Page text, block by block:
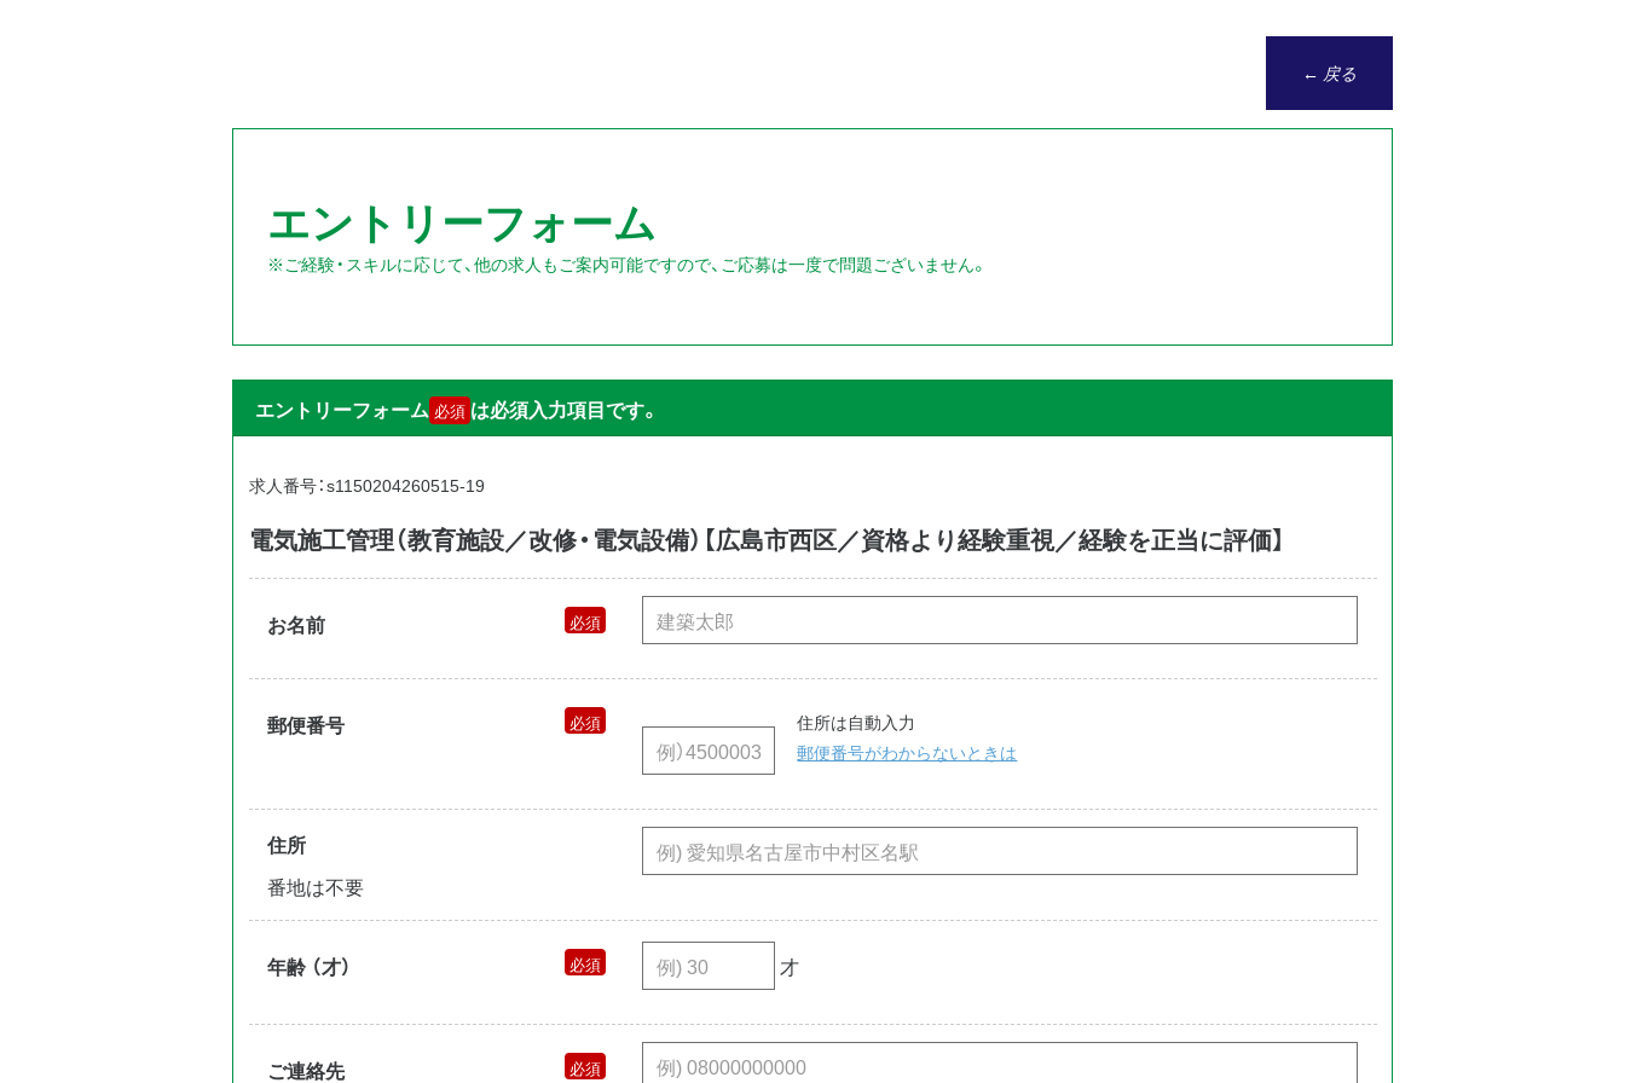
← 戻る
エントリーフォーム
※ご経験・スキルに応じて、他の求人もご案内可能ですので、ご応募は一度で問題ございません。
エントリーフォーム 必須 は必須入力項目です。
求人番号：s1150204260515-19
電気施工管理（教育施設／改修・電気設備）【広島市西区／資格より経験重視／経験を正当に評価】
お名前
郵便番号
住所は自動入力
郵便番号がわからないときは
住所
番地は不要
年齢 （才） 才
ご連絡先